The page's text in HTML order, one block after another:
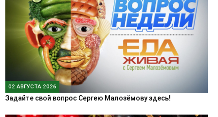
02 АВГУСТА 2026
Задайте свой вопрос Сергею Малозёмову здесь!